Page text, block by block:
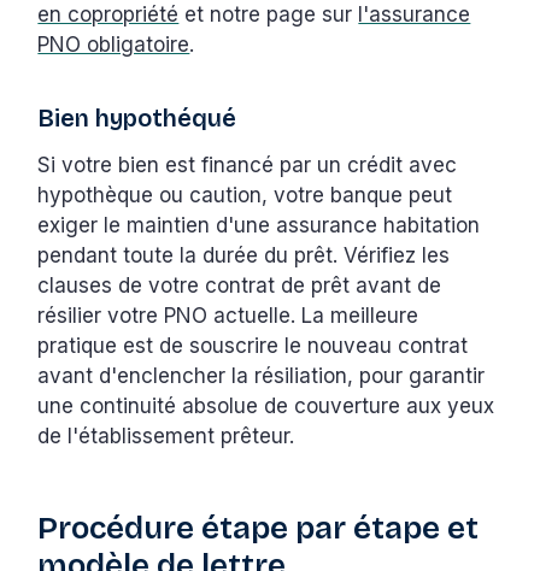
en copropriété et notre page sur l'assurance
PNO obligatoire.
Bien hypothéqué
Si votre bien est financé par un crédit avec
hypothèque ou caution, votre banque peut
exiger le maintien d'une assurance habitation
pendant toute la durée du prêt. Vérifiez les
clauses de votre contrat de prêt avant de
résilier votre PNO actuelle. La meilleure
pratique est de souscrire le nouveau contrat
avant d'enclencher la résiliation, pour garantir
une continuité absolue de couverture aux yeux
de l'établissement prêteur.
Procédure étape par étape et